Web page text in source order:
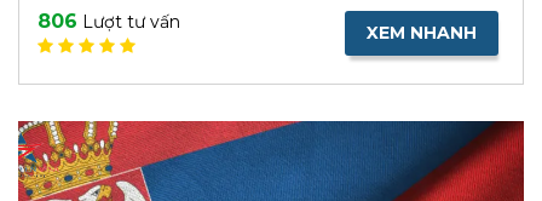
806 Lượt tư vấn XEM NHANH